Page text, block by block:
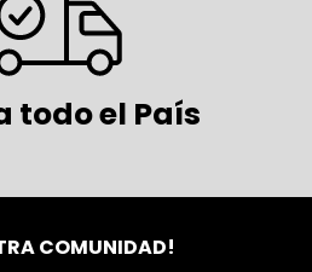
todo el País
COMUNIDAD!